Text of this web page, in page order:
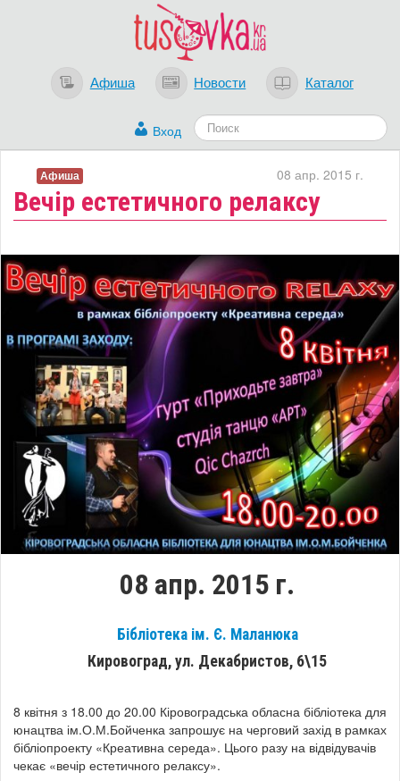
Афиша Новости Каталог
Вход
Вечір естетичного релаксу
08 апр. 2015 г.
Афиша
08 апр. 2015 г.
Бібліотека ім. Є. Маланюка
Кировоград, ул. Декабристов, 6\15
8 квітня з 18.00 до 20.00 Кіровоградська обласна бібліотека для
юнацтва ім.О.М.Бойченка запрошує на черговий захід в рамках
бібліопроекту «Креативна середа». Цього разу на відвідувачів
чекає «вечір естетичного релаксу».